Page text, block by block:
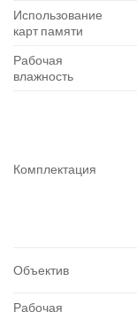
Использование
карт памяти
Рабочая
влажность
Комплектация
Объектив
Рабочая